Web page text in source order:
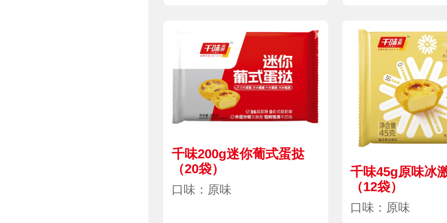
千味200g迷你葡式蛋挞
（20袋）
口味：原味
千味45g原味冰
（12袋）
口味：原味